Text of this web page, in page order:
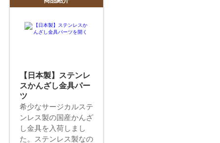
【日本製】ステンレ
スかんざし金具パー
ツ
希少なサージカルステ
ンレス製の国産かんざ
し金具を入荷しまし
た。ステンレス製なの